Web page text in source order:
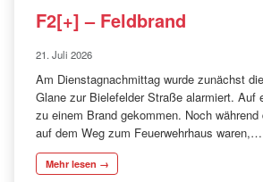
F2[+] – Feldbrand
21. Juli 2026
Am Dienstagnachmittag wurde zunächst
Glane zur Bielefelder Straße alarmiert. Auf
zu einem Brand gekommen. Noch
auf dem Weg zum Feuerwehrhaus waren,…
Mehr lesen →